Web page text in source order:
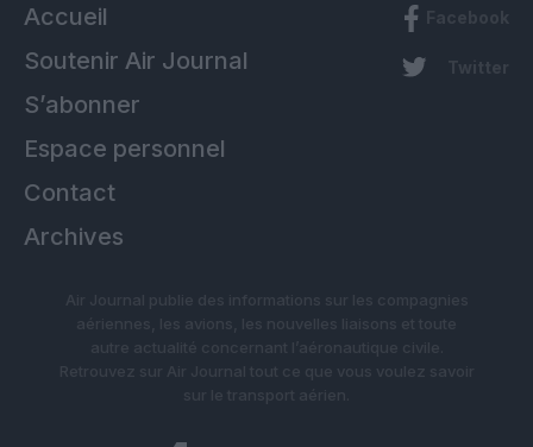
Accueil
Soutenir Air Journal
S’abonner
Espace personnel
Contact
Archives